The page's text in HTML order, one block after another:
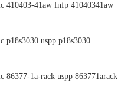
410403-41aw fnfp 41040341aw
p18s3030 uspp p18s3030
86377-1a-rack uspp 863771arack